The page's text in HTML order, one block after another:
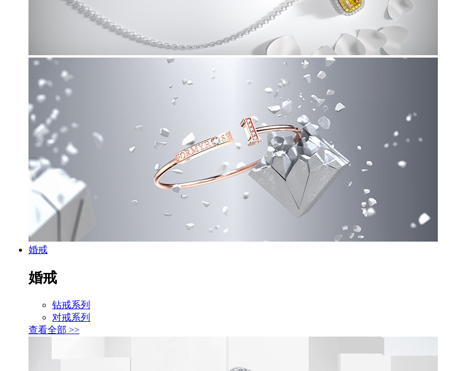
婚戒
婚戒
钻戒系列
对戒系列
查看全部 >>